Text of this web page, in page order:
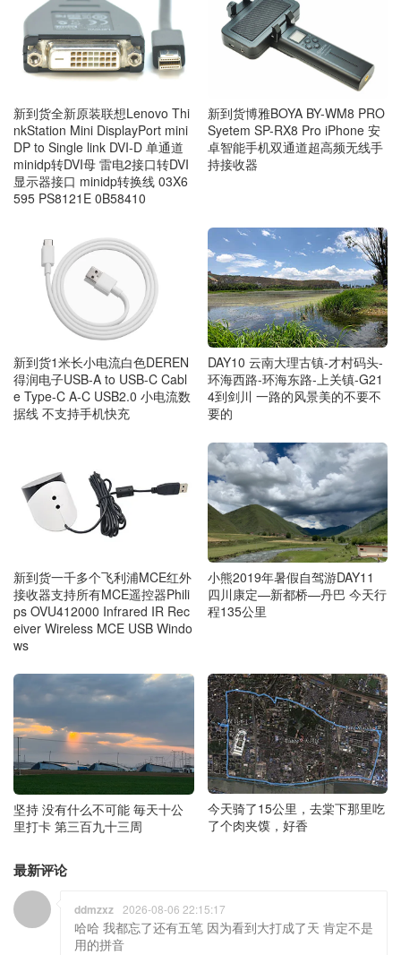
新到货全新原装联想Lenovo Thi
nkStation Mini DisplayPort mini
DP to Single link DVI-D 单通道
minidp转DVI母 雷电2接口转DVI
显示器接口 minidp转换线 03X6
595 PS8121E 0B58410
新到货博雅BOYA BY-WM8 PRO
Syetem SP-RX8 Pro iPhone 安
卓智能手机双通道超高频无线手
持接收器
新到货1米长小电流白色DEREN
得润电子USB-A to USB-C Cabl
e Type-C A-C USB2.0 小电流数
据线 不支持手机快充
DAY10 云南大理古镇-才村码头-
环海西路-环海东路-上关镇-G21
4到剑川 一路的风景美的不要不
要的
新到货一千多个飞利浦MCE红外
接收器支持所有MCE遥控器Phili
ps OVU412000 Infrared IR Rec
eiver Wireless MCE USB Windo
ws
小熊2019年暑假自驾游DAY11
四川康定—新都桥—丹巴 今天行
程135公里
坚持 没有什么不可能 毎天十公
里打卡 第三百九十三周
今天骑了15公里，去棠下那里吃
了个肉夹馍，好香
最新评论
ddmzxz 2026-08-06 22:15:17
哈哈 我都忘了还有五笔 因为看到大打成了天 肯定不是
用的拼音